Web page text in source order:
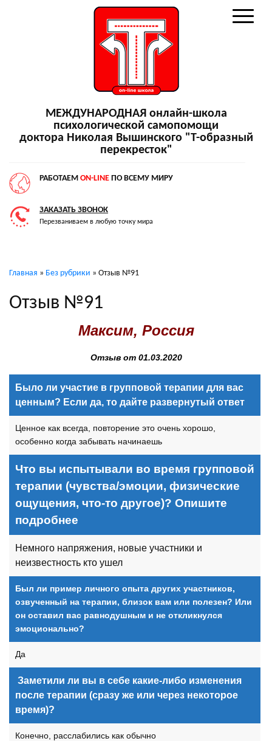
МЕЖДУНАРОДНАЯ онлайн-школа
психологической самопомощи
доктора Николая Вышинского "Т-образный
перекресток"
РАБОТАЕМ ON-LINE ПО ВСЕМУ МИРУ
ЗАКАЗАТЬ ЗВОНОК
Перезваниваем в любую точку мира
Главная » Без рубрики » Отзыв №91
Отзыв №91
Максим, Россия
Отзыв от 01.03.2020
Было ли участие в групповой терапии для вас
ценным? Если да, то дайте развернутый ответ
Ценное как всегда, повторение это очень хорошо,
особенно когда забывать начинаешь
Что вы испытывали во время групповой
терапии (чувства/эмоции, физические
ощущения, что-то другое)? Опишите
подробнее
Немного напряжения, новые участники и
неизвестность кто ушел
Был ли пример личного опыта других участников,
озвученный на терапии, близок вам или полезен? Или
он оставил вас равнодушным и не откликнулся
эмоционально?
Да
Заметили ли вы в себе какие-либо изменения
после терапии (сразу же или через некоторое
время)?
Конечно, расслабились как обычно